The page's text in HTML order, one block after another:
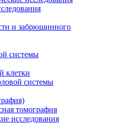
и забрюшинного
системы
клетки
системы
томография
исследования